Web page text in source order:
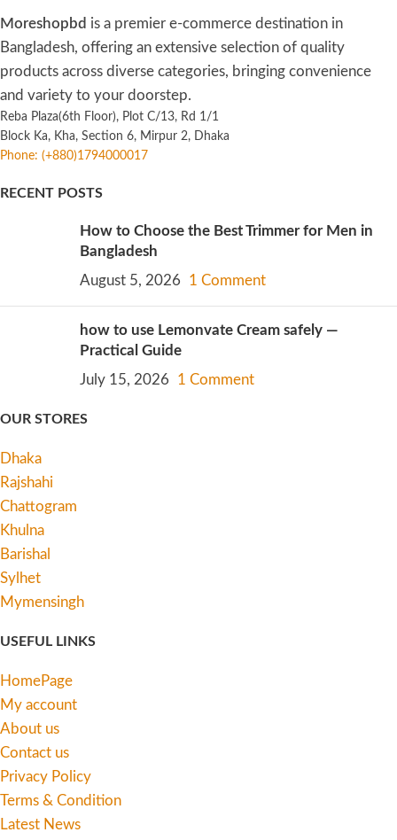
Moreshopbd is a premier e-commerce destination in
Bangladesh, offering an extensive selection of quality
products across diverse categories, bringing convenience
and variety to your doorstep.
Reba Plaza(6th Floor), Plot C/13, Rd 1/1
Block Ka, Kha, Section 6, Mirpur 2, Dhaka
Phone: (+880)1794000017
RECENT POSTS
How to Choose the Best Trimmer for Men in
Bangladesh
August 5, 2026
1 Comment
how to use Lemonvate Cream safely —
Practical Guide
July 15, 2026
1 Comment
OUR STORES
Dhaka
Rajshahi
Chattogram
Khulna
Barishal
Sylhet
Mymensingh
USEFUL LINKS
HomePage
My account
About us
Contact us
Privacy Policy
Terms & Condition
Latest News